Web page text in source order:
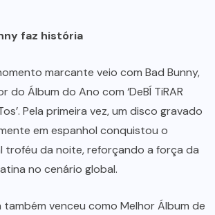
faz história
marcante veio com Bad Bunny,
do Álbum do Ano com ‘DeBÍ TiRAR
Pela primeira vez, um disco gravado
em espanhol conquistou o
troféu da noite, reforçando a força da
no cenário global.
também venceu como Melhor Álbum de